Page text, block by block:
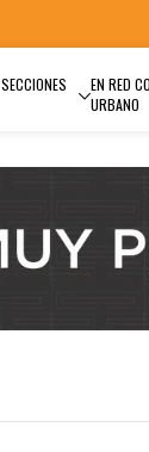
SECCIONES
EN RED
URBANO